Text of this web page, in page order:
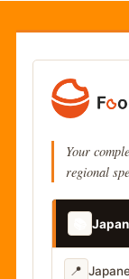
Your
regional
📍